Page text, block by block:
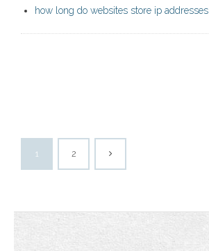
how long do websites store ip addresses
1 2